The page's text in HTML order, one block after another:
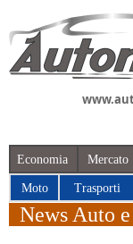
Economia Mercato
Moto Trasporti
News Auto